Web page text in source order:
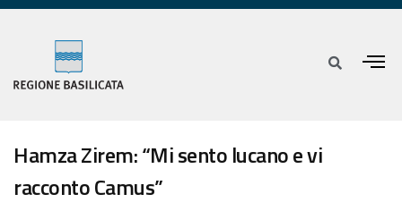
Hamza Zirem: “Mi sento lucano e vi
racconto Camus”